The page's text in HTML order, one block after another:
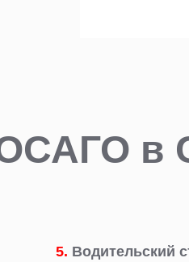
ОСАГО
5. Водительский